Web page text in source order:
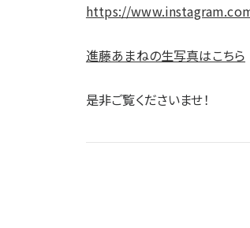
https://
進藤あまねの生写真はこちら
是非ご覧くださいませ！